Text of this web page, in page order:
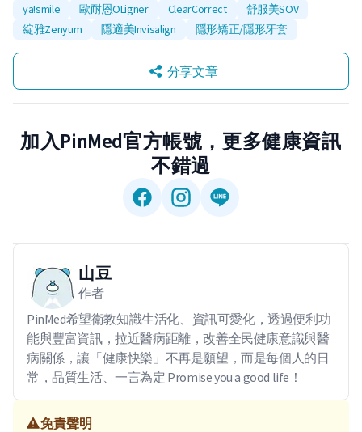
ya!smile
歐耐恩OLigner ClearCorrect
舒服美SOV
綻雅Zenyum
隱適美Invisalign 隱形矯正/隱形牙套
分享文章
加入PinMed官方帳號，更多健康資訊
不錯過
山豆
作者
PinMed希望衛教知識生活化、資訊可愛化，透過便利功
能與豐富資訊，拉近醫病距離，改善全民健康意識與醫
病關係，讓「健康快樂」不再是願望，而是每個人的日
常，品質生活、一言為定 Promise you a good life！
免責聲明